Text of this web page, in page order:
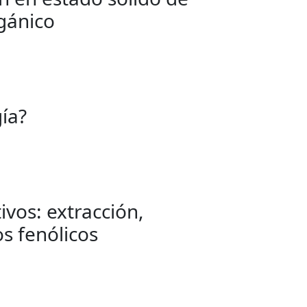
extracción,
fenólicos